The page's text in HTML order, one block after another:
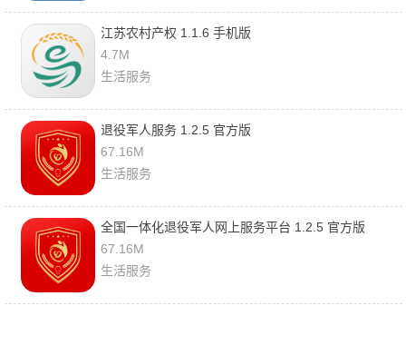
江苏农村产权 1.1.6 手机版
4.7M
生活服务
退役军人服务 1.2.5 官方版
67.16M
生活服务
全国一体化退役军人网上服务平台 1.2.5 官方版
67.16M
生活服务